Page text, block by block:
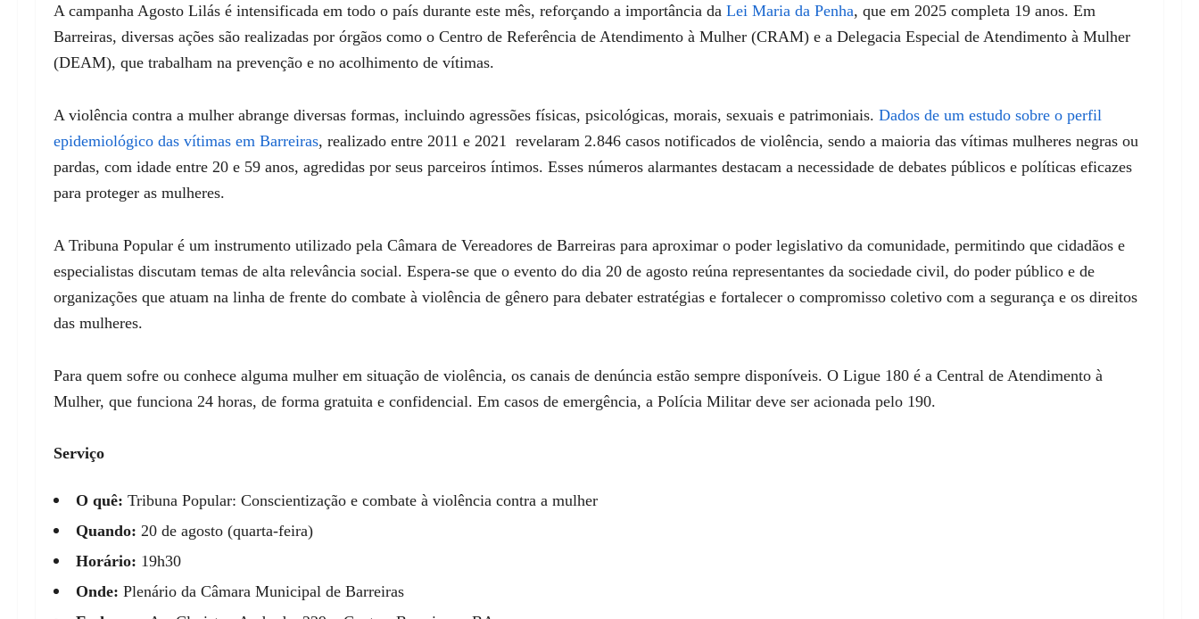
A campanha Agosto Lilás é intensificada em todo o país durante este mês, reforçando a importância da Lei Maria da Penha, que em 2025 completa 19 anos. Em
Barreiras, diversas ações são realizadas por órgãos como o Centro de Referência de Atendimento à Mulher (CRAM) e a Delegacia Especial de Atendimento à Mulher
(DEAM), que trabalham na prevenção e no acolhimento de vítimas.
A violência contra a mulher abrange diversas formas, incluindo agressões físicas, psicológicas, morais, sexuais e patrimoniais. Dados de um estudo sobre o perfil
epidemiológico das vítimas em Barreiras, realizado entre 2011 e 2021 revelaram 2.846 casos notificados de violência, sendo a maioria das vítimas mulheres negras ou
pardas, com idade entre 20 e 59 anos, agredidas por seus parceiros íntimos. Esses números alarmantes destacam a necessidade de debates públicos e políticas eficazes
para proteger as mulheres.
A Tribuna Popular é um instrumento utilizado pela Câmara de Vereadores de Barreiras para aproximar o poder legislativo da comunidade, permitindo que cidadãos e
especialistas discutam temas de alta relevância social. Espera-se que o evento do dia 20 de agosto reúna representantes da sociedade civil, do poder público e de
organizações que atuam na linha de frente do combate à violência de gênero para debater estratégias e fortalecer o compromisso coletivo com a segurança e os direitos
das mulheres.
Para quem sofre ou conhece alguma mulher em situação de violência, os canais de denúncia estão sempre disponíveis. O Ligue 180 é a Central de Atendimento à
Mulher, que funciona 24 horas, de forma gratuita e confidencial. Em casos de emergência, a Polícia Militar deve ser acionada pelo 190.
Serviço
O quê: Tribuna Popular: Conscientização e combate à violência contra a mulher
Quando: 20 de agosto (quarta-feira)
Horário: 19h30
Onde: Plenário da Câmara Municipal de Barreiras